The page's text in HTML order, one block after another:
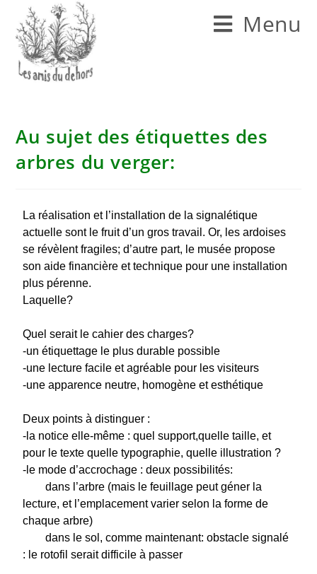
Menu
Au sujet des étiquettes des
arbres du verger:
La réalisation et l’installation de la signalétique
actuelle sont le fruit d’un gros travail. Or, les ardoises
se révèlent fragiles; d’autre part, le musée propose
son aide financière et technique pour une installation
plus pérenne.
Laquelle?
Quel serait le cahier des charges?
-un étiquettage le plus durable possible
-une lecture facile et agréable pour les visiteurs
-une apparence neutre, homogène et esthétique
Deux points à distinguer :
-la notice elle-même : quel support,quelle taille, et
pour le texte quelle typographie, quelle illustration ?
-le mode d’accrochage : deux possibilités:
dans l’arbre (mais le feuillage peut géner la
lecture, et l’emplacement varier selon la forme de
chaque arbre)
dans le sol, comme maintenant: obstacle signalé
: le rotofil serait difficile à passer